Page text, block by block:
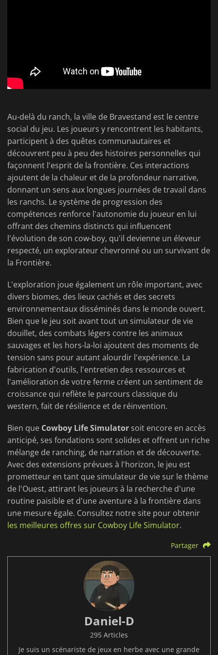
Au-delà du ranch, la ville de Bravestand est le centre
social du jeu. Les joueurs y rencontrent les habitants,
participent à des quêtes communautaires et
découvrent peu à peu des histoires personnelles qui
façonnent l'esprit de la frontière. Ces interactions
ajoutent de la chaleur et de la profondeur narrative,
donnant un sens aux longues journées de travail dans
les ranchs. Le système de progression des
compétences renforce l'autonomie du joueur en lui
offrant des chemins distincts qui influencent
l'évolution de son cow-boy, qu'il devienne un éleveur
respecté, un explorateur chevronné ou un survivant de
la Frontière.
L'exploration joue également un rôle important, avec
divers biomes, des lieux cachés et des secrets
environnementaux disséminés dans le monde ouvert.
Bien que le jeu soit avant tout un simulateur de vie
douillet, des combats légers contre les animaux
sauvages et les hors-la-loi ajoutent des moments de
tension sans pour autant alourdir l'expérience. La
fabrication d'outils, l'entretien des ressources et
l'amélioration de votre ferme créent un sentiment de
croissance qui reflète le parcours classique du
western, fait de résilience et de réinvention.
Bien que Cowboy Life Simulator soit encore en accès
anticipé, ses fondations sont solides et offrent un riche
mélange de ranching, de narration et de découverte.
Avec des extensions prévues à l'horizon, le jeu est
prometteur en tant que simulateur de vie sur le thème
de l'Ouest, attirant les joueurs à la recherche d'une
routine paisible et d'une aventure à la frontière dans
une mesure égale. Consultez notre site pour obtenir
les meilleures offres sur Cowboy Life Simulator.
Partager
Daniel-D
295 Articles
Je suis un scénariste de jeux en herbe avec une grande